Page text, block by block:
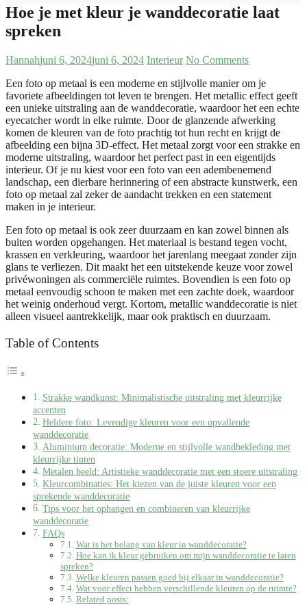
Hoe je met kleur je wanddecoratie laat
spreken
Hannahjuni 6, 2024juni 6, 2024 Interieur No Comments
Een foto op metaal is een moderne en stijlvolle manier om je
favoriete afbeeldingen tot leven te brengen. Het metallic effect geeft
een unieke uitstraling aan de wanddecoratie, waardoor het een echte
eyecatcher wordt in elke ruimte. Door de glanzende afwerking
komen de kleuren van de foto prachtig tot hun recht en krijgt de
afbeelding een bijna 3D-effect. Het metaal zorgt voor een strakke en
moderne uitstraling, waardoor het perfect past in een eigentijds
interieur. Of je nu kiest voor een foto van een adembenemend
landschap, een dierbare herinnering of een abstracte kunstwerk, een
foto op metaal zal zeker de aandacht trekken en een statement
maken in je interieur.
Een foto op metaal is ook zeer duurzaam en kan zowel binnen als
buiten worden opgehangen. Het materiaal is bestand tegen vocht,
krassen en verkleuring, waardoor het jarenlang meegaat zonder zijn
glans te verliezen. Dit maakt het een uitstekende keuze voor zowel
privéwoningen als commerciële ruimtes. Bovendien is een foto op
metaal eenvoudig schoon te maken met een zachte doek, waardoor
het weinig onderhoud vergt. Kortom, metallic wanddecoratie is niet
alleen visueel aantrekkelijk, maar ook praktisch en duurzaam.
Table of Contents
Strakke wandkunst: Minimalistische uitstraling met kleurrijke
accenten
Heldere foto: Levendige kleuren voor een opvallende
wanddecoratie
Aluminium decoratie: Moderne en stijlvolle wandbekleding met
kleurrijke tinten
Metalen beeld: Artistieke wanddecoratie met een stoere uitstraling
Kleurcombinaties: Het kiezen van de juiste kleuren voor een
sprekende wanddecoratie
Tips voor het ophangen en combineren van kleurrijke
wanddecoratie
FAQs
Wat is het belang van kleur in wanddecoratie?
Hoe kan ik kleur gebruiken om mijn wanddecoratie te laten
spreken?
Welke kleuren passen goed bij elkaar in wanddecoratie?
Wat voor effect hebben verschillende kleuren op de ruimte?
Related posts: